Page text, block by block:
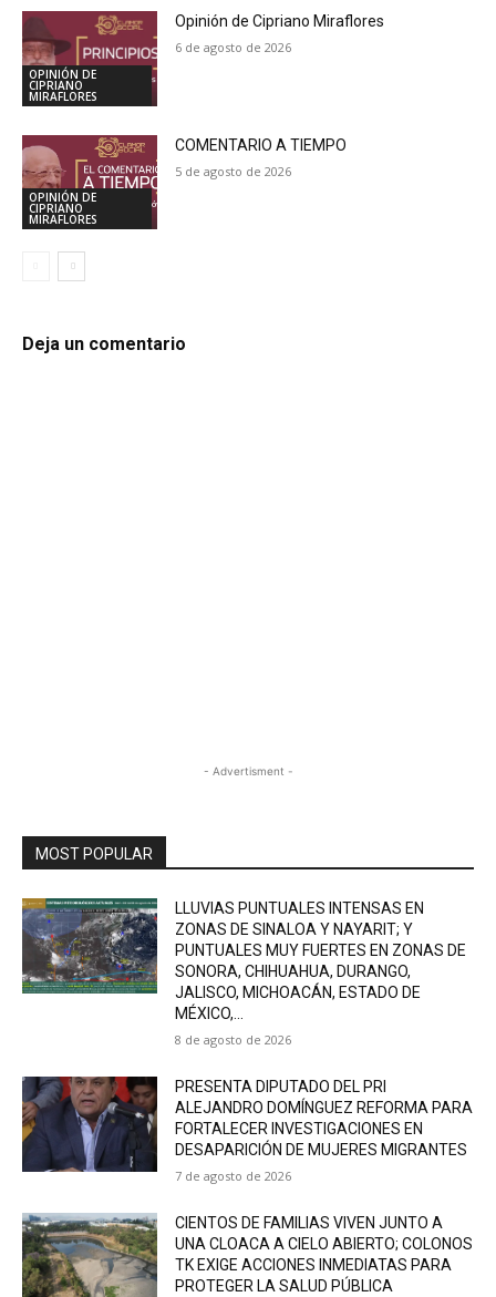
OPINIÓN DE
CIPRIANO
MIRAFLORES
Opinión de Cipriano Miraflores
6 de agosto de 2026
OPINIÓN DE
CIPRIANO
MIRAFLORES
COMENTARIO A TIEMPO
5 de agosto de 2026
Deja un comentario
- Advertisment -
MOST POPULAR
LLUVIAS PUNTUALES INTENSAS EN
ZONAS DE SINALOA Y NAYARIT; Y
PUNTUALES MUY FUERTES EN ZONAS DE
SONORA, CHIHUAHUA, DURANGO,
JALISCO, MICHOACÁN, ESTADO DE
MÉXICO,...
8 de agosto de 2026
PRESENTA DIPUTADO DEL PRI
ALEJANDRO DOMÍNGUEZ REFORMA PARA
FORTALECER INVESTIGACIONES EN
DESAPARICIÓN DE MUJERES MIGRANTES
7 de agosto de 2026
CIENTOS DE FAMILIAS VIVEN JUNTO A
UNA CLOACA A CIELO ABIERTO; COLONOS
TK EXIGE ACCIONES INMEDIATAS PARA
PROTEGER LA SALUD PÚBLICA